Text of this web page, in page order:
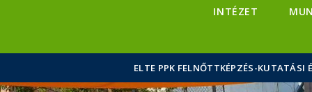
INTÉZET
ELTE PPK FELNŐTTKÉPZÉS-